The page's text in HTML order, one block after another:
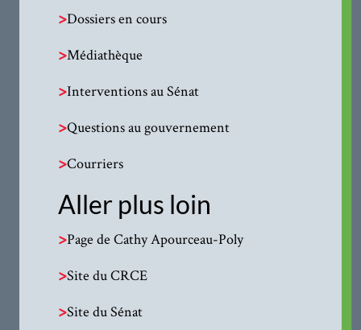
>Dossiers en cours
>Médiathèque
>Interventions au Sénat
>Questions au gouvernement
>Courriers
Aller plus loin
>Page de Cathy Apourceau-Poly
>Site du CRCE
>Site du Sénat